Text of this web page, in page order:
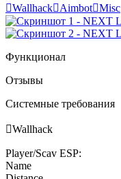
WallhackAimbotMisc
Функционал
Отзывы
Системные требования
Wallhack
Player/Scav ESP:
Name